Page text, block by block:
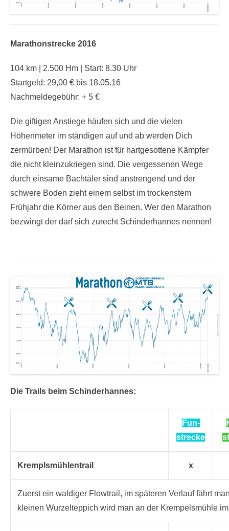
Marathonstrecke 2016
104 km | 2.500 Hm | Start: 8.30 Uhr
Startgeld: 29,00 € bis 18.05.16
Nachmeldegebühr: + 5 €
Die giftigen Anstiege häufen sich und die vielen
Höhenmeter im ständigen auf und ab werden Dich
zermürben! Der Marathon ist für hartgesottene Kämpfer
die nicht kleinzukriegen sind. Die vergessenen Wege
durch einsame Bachtäler sind anstrengend und der
schwere Boden zieht einem selbst im trockenstem
Frühjahr die Körner aus den Beinen. Wer den Marathon
bezwingt der darf sich zurecht Schinderhannes nennen!
Die Trails beim Schinderhannes:
Fun-
strecke
Kremplsmühlentrail x
Zuerst ein waldiger Flowtrail, im späteren Verlauf fährt
kleinen Wurzelteppich wird man an der Krempelsmühle